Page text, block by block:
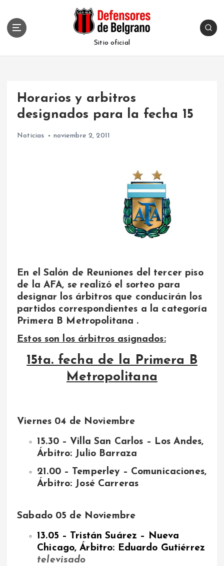
Sitio oficial
Horarios y arbitros
designados para la fecha 15
Noticias noviembre 2, 2011
En el Salón de Reuniones del tercer piso
de la AFA, se realizó el sorteo para
designar los árbitros que conducirán los
partidos correspondientes a la categoría
Primera B Metropolitana .
Estos son los árbitros asignados:
15ta. fecha de la Primera B
Metropolitana
Viernes 04 de Noviembre
15.30 – Villa San Carlos – Los Andes,
Árbitro: Julio Barraza
21.00 – Temperley – Comunicaciones,
Árbitro: José Carreras
Sabado 05 de Noviembre
13.05 – Tristán Suárez – Nueva
Chicago, Árbitro: Eduardo Gutiérrez
televisado